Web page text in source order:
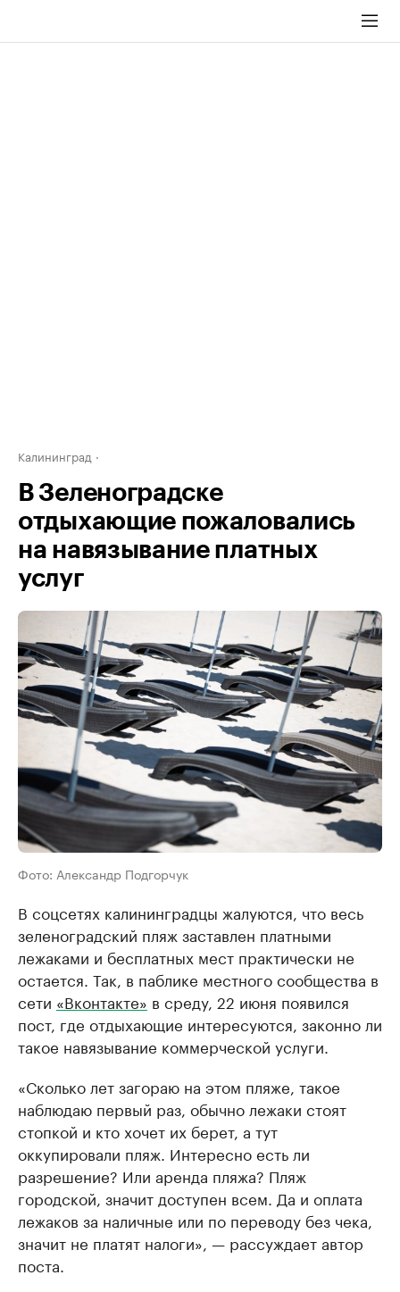
Калининград
В Зеленоградске
отдыхающие пожаловались
на навязывание платных
услуг
Фото: Александр Подгорчук
В соцсетях калининградцы жалуются, что весь
зеленоградский пляж заставлен платными
лежаками и бесплатных мест практически не
остается. Так, в паблике местного сообщества в
сети «Вконтакте» в среду, 22 июня появился
пост, где отдыхающие интересуются, законно ли
такое навязывание коммерческой услуги.
«Сколько лет загораю на этом пляже, такое
наблюдаю первый раз, обычно лежаки стоят
стопкой и кто хочет их берет, а тут
оккупировали пляж. Интересно есть ли
разрешение? Или аренда пляжа? Пляж
городской, значит доступен всем. Да и оплата
лежаков за наличные или по переводу без чека,
значит не платят налоги», — рассуждает автор
поста.